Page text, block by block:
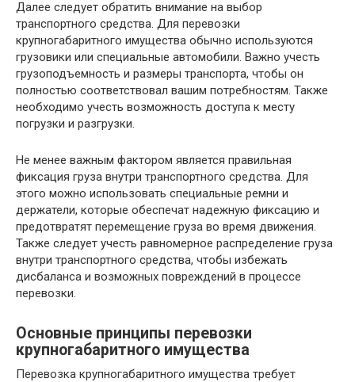
Далее следует обратить внимание на выбор
транспортного средства. Для перевозки
крупногабаритного имущества обычно используются
грузовики или специальные автомобили. Важно учесть
грузоподъемность и размеры транспорта, чтобы он
полностью соответствовал вашим потребностям. Также
необходимо учесть возможность доступа к месту
погрузки и разгрузки.
Не менее важным фактором является правильная
фиксация груза внутри транспортного средства. Для
этого можно использовать специальные ремни и
держатели, которые обеспечат надежную фиксацию и
предотвратят перемещение груза во время движения.
Также следует учесть равномерное распределение груза
внутри транспортного средства, чтобы избежать
дисбаланса и возможных повреждений в процессе
перевозки.
Основные принципы перевозки
крупногабаритного имущества
Перевозка крупногабаритного имущества требует